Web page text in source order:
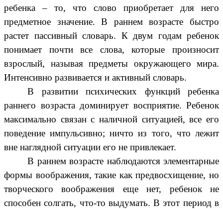
ребенка – то, что слово приобретает для него
предметное значение. В раннем возрасте быстро
растет пассивный словарь. К двум годам ребенок
понимает почти все слова, которые произносит
взрослый, называя предметы окружающего мира.
Интенсивно развивается и активный словарь.
В развитии психических функций ребенка
раннего возраста доминирует восприятие. Ребенок
максимально связан с наличной ситуацией, все его
поведение импульсивно; ничто из того, что лежит
вне наглядной ситуации его не привлекает.
В раннем возрасте наблюдаются элементарные
формы воображения, такие как предвосхищение, но
творческого воображения еще нет, ребенок не
способен солгать, что-то выдумать. В этот период в